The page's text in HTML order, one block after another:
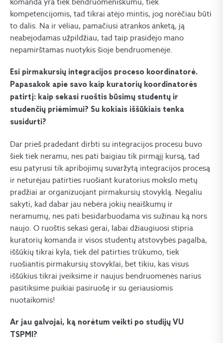
kompetencijomis, tad tikrai atėjo mintis, jog norėčiau būti
to dalis. Na ir vėliau, pamačiusi atrankos anketą, ją
neabejodamas užpildžiau, tad taip prasidėjo mano
nepamirštamas nuotykis šioje bendruomenėje.
Esi pirmakursių integracijos proceso koordinatorė.
Papasakok apie savo kaip kuratorių koordinatorės
patirtį: kaip sekasi ruoštis būsimų studentų ir
studenčių priėmimui? Su kokiais iššūkiais tenka
susidurti?
Dar prieš pradedant dirbti su integracijos procesu buvo
šiek tiek neramu, nes pati baigiau tik pirmąjį kursą, tad
esu patyrusi tik apribojimų suvaržytą integracijos procesą
ir neturėjau patirties ruošiant kuratorius mokslo metų
pradžiai ar organizuojant pirmakursių stovyklą. Negaliu
sakyti, kad dabar jau nebėra jokių neaiškumų ir
neramumų, nes pati besidarbuodama vis sužinau ką nors
naujo. O ruoštis sekasi gerai, labai džiaugiuosi stipria
kuratorių komanda ir visos studentų atstovybės pagalba,
iššūkių tikrai kyla, tiek dėl patirties trūkumo, tiek
ruošiantis pirmakursių stovyklai, bet tikiu, kas visus
iššūkius tikrai įveiksime ir naujus bendruomenės narius
pasitiksime puikiai pasiruošę ir su geriausiomis
nuotaikomis!
Ar jau galvojai, ką norėtum veikti po studijų VU
TSPMI?